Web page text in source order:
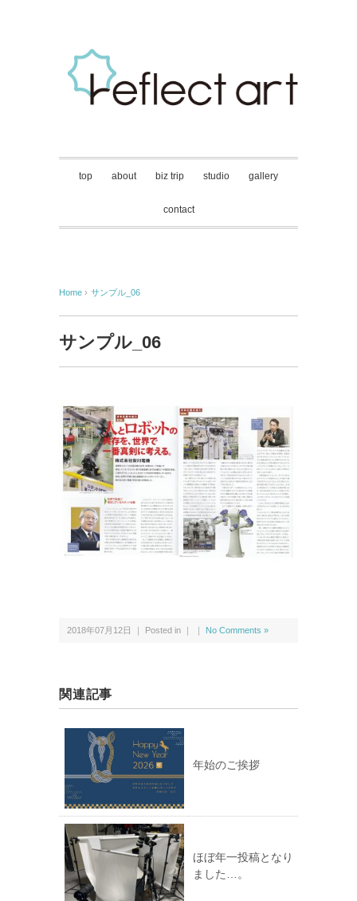
top about biz trip studio gallery
contact
Home › サンプル_06
サンプル_06
2018年07月12日 ｜ Posted in ｜ ｜ No Comments »
関連記事
年始のご挨拶
ほぼ年一投稿となり
ました…。